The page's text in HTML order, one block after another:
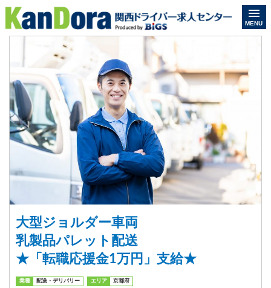
MENU
大型ジョルダー車両
乳製品パレット配送
★「転職応援金1万円」支給★
業種 配送・デリバリー エリア 京都府